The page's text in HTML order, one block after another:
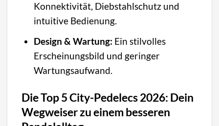
Konnektivität, Diebstahlschutz und
intuitive Bedienung.
Design & Wartung: Ein stilvolles
Erscheinungsbild und geringer
Wartungsaufwand.
Die Top 5 City-Pedelecs 2026: Dein
Wegweiser zu einem besseren